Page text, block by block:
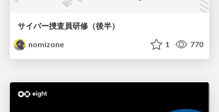
サイバー捜査員研修（後半）
nomizone
1 770